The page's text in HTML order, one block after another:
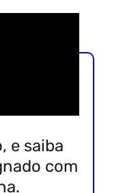
e saiba
com